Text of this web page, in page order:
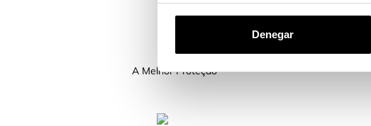
Denegar
A Melhor Proteção